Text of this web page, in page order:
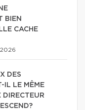
BIEN
CACHE
DES
IL LE MÊME
DIRECTEUR